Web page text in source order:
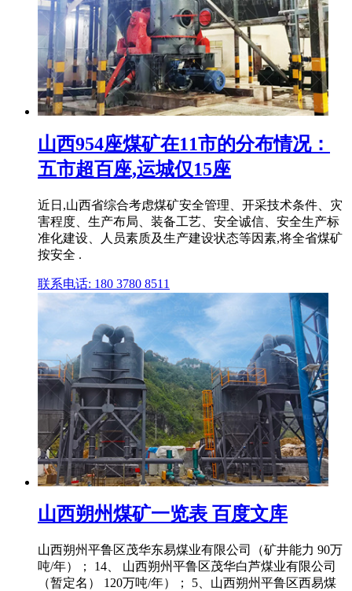
山西954座煤矿在11市的分布情况：
五市超百座,运城仅15座
近日,山西省综合考虑煤矿安全管理、开采技术条件、灾
害程度、生产布局、装备工艺、安全诚信、安全生产标
准化建设、人员素质及生产建设状态等因素,将全省煤矿
按安全 .
联系电话: 180 3780 8511
山西朔州煤矿一览表 百度文库
山西朔州平鲁区茂华东易煤业有限公司（矿井能力 90万
吨/年）； 14、 山西朔州平鲁区茂华白芦煤业有限公司
（暂定名） 120万吨/年）； 5、山西朔州平鲁区西易煤